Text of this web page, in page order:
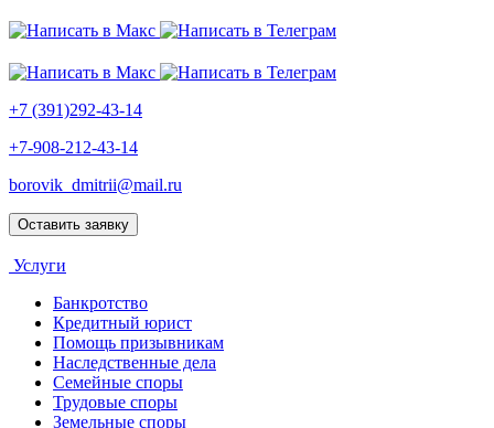
+7 (391)292-43-14
+7-908-212-43-14
borovik_dmitrii@mail.ru
Оставить заявку
Услуги
Банкротство
Кредитный юрист
Помощь призывникам
Наследственные дела
Семейные споры
Трудовые споры
Земельные споры